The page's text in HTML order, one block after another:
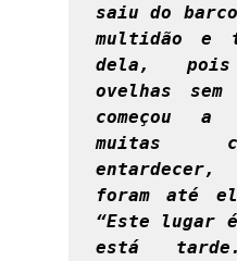
saiu do
multidão e
dela, pois
ovelhas
começou
muitas
entardecer,
foram até
“Este lugar
está